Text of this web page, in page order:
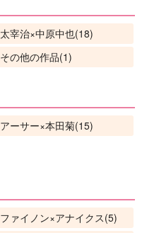
太宰治×中原中也(18)
その他の作品(1)
アーサー×本田菊(15)
ファイノン×アナイクス(5)